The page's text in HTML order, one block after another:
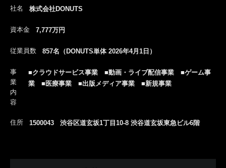
社名 株式会社DONUTS
資本金 7,777万円
従業員数 857名（DONUTS単体 2026年4月1日）
事
業
内
容
■クラウドサービス事業 ■動画・ライブ配信事業 ■ゲーム事
業 ■医療事業 ■出版メディア事業 ■新規事業
住所 1500043 渋谷区道玄坂1丁目10-8 渋谷道玄坂東急ビル6階